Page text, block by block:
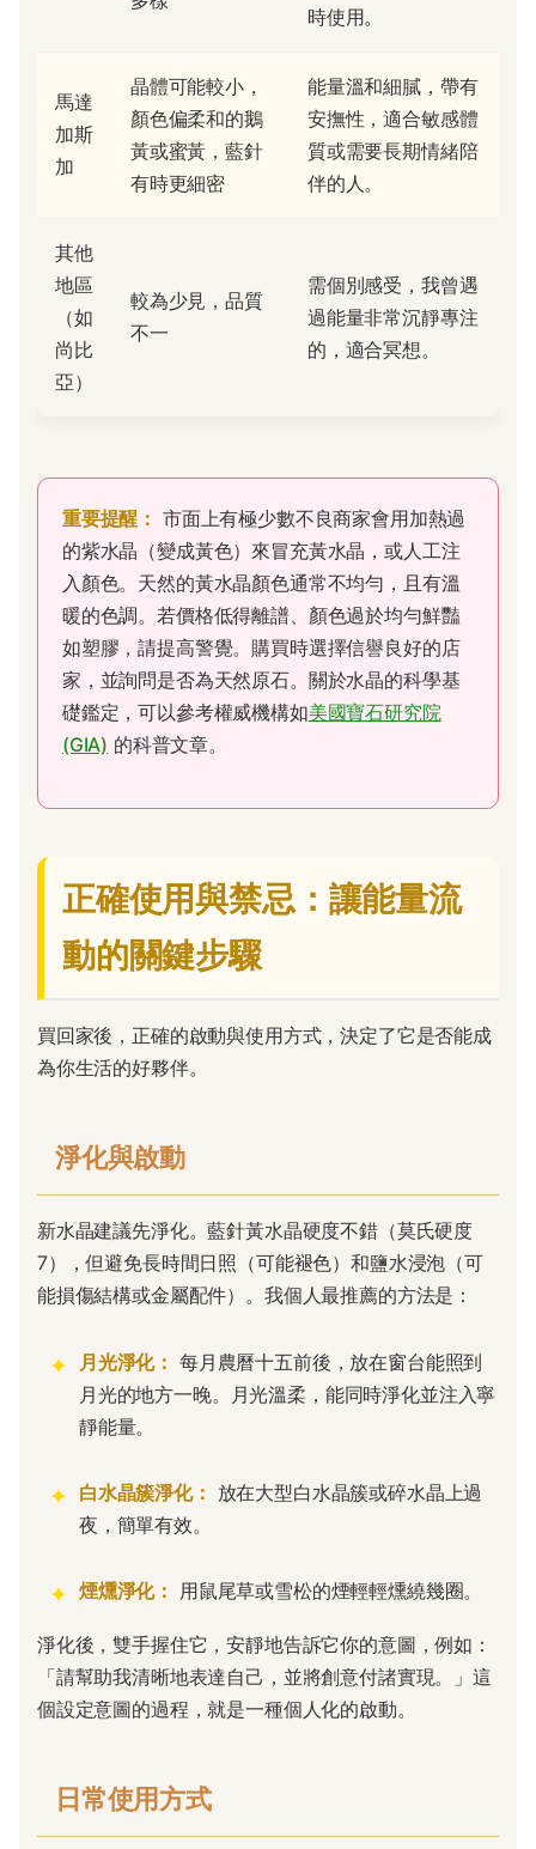
時使用。
馬達
加斯
加
晶體可能較小，
顏色偏柔和的鵝
黃或蜜黃，藍針
有時更細密
能量溫和細膩，帶有
安撫性，適合敏感體
質或需要長期情緒陪
伴的人。
其他
地區
（如
尚比
亞）
較為少見，品質
不一
需個別感受，我曾遇
過能量非常沉靜專注
的，適合冥想。
重要提醒： 市面上有極少數不良商家會用加熱過
的紫水晶（變成黃色）來冒充黃水晶，或人工注
入顏色。天然的黃水晶顏色通常不均勻，且有溫
暖的色調。若價格低得離譜、顏色過於均勻鮮豔
如塑膠，請提高警覺。購買時選擇信譽良好的店
家，並詢問是否為天然原石。關於水晶的科學基
礎鑑定，可以參考權威機構如美國寶石研究院
(GIA) 的科普文章。
正確使用與禁忌：讓能量流
動的關鍵步驟
買回家後，正確的啟動與使用方式，決定了它是否能成
為你生活的好夥伴。
淨化與啟動
新水晶建議先淨化。藍針黃水晶硬度不錯（莫氏硬度
7），但避免長時間日照（可能褪色）和鹽水浸泡（可
能損傷結構或金屬配件）。我個人最推薦的方法是：
月光淨化： 每月農曆十五前後，放在窗台能照到
月光的地方一晚。月光溫柔，能同時淨化並注入寧
靜能量。
白水晶簇淨化： 放在大型白水晶簇或碎水晶上過
夜，簡單有效。
煙燻淨化： 用鼠尾草或雪松的煙輕輕燻繞幾圈。
淨化後，雙手握住它，安靜地告訴它你的意圖，例如：
「請幫助我清晰地表達自己，並將創意付諸實現。」這
個設定意圖的過程，就是一種個人化的啟動。
日常使用方式